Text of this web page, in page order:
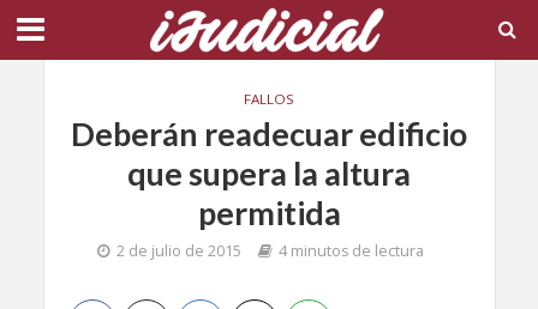
FALLOS
Deberán readecuar edificio
que supera la altura
permitida
2 de julio de 2015 4 minutos de lectura